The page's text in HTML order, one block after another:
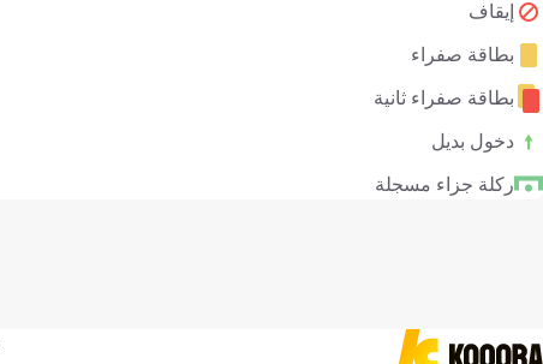
إيقاف
بطاقة صفراء
بطاقة صفراء ثانية
دخول بديل
ركلة جزاء مسجلة